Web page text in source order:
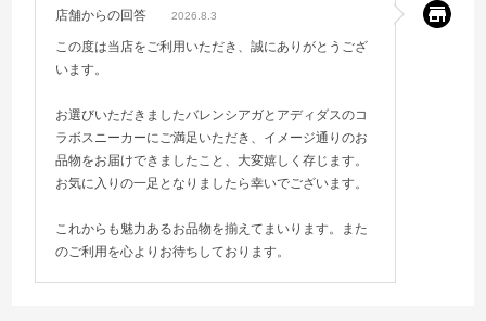
店舗からの回答 2026.8.3
この度は当店をご利用いただき、誠にありがとうござ
います。
お選びいただきましたバレンシアガとアディダスのコ
ラボスニーカーにご満足いただき、イメージ通りのお
品物をお届けできましたこと、大変嬉しく存じます。
お気に入りの一足となりましたら幸いでございます。
これからも魅力あるお品物を揃えてまいります。また
のご利用を心よりお待ちしております。